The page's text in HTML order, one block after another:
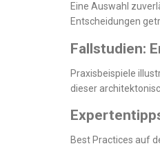
Eine Auswahl
Entscheidungen
Fallstudien:
Praxisbeispiele
dieser
Best Practices auf